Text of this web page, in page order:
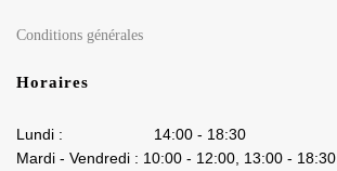
Conditions générales
Horaires
Lundi : 14:00 - 18:30
Mardi - Vendredi : 10:00 - 12:00, 13:00 - 18:30